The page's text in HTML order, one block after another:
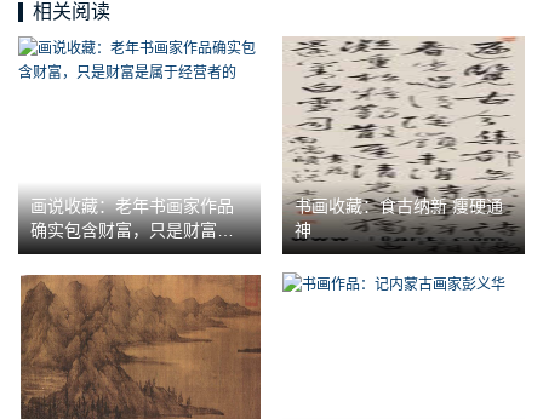
相关阅读
画说收藏：老年书画家作品
确实包含财富，只是财富是
属于经营者的
书画收藏：食古纳新 瘦硬通
神